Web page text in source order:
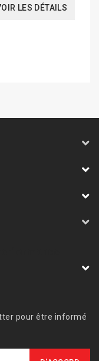
LES DÉTAILS
pour être informé